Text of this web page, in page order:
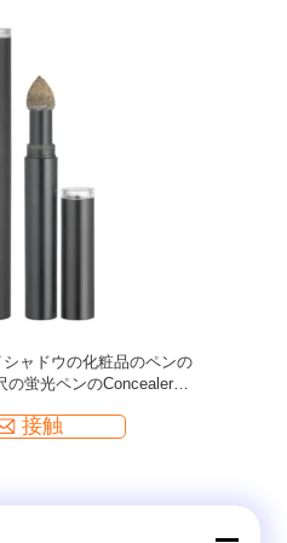
アプリケーターが付いて
体の空のConcealerの管
接触